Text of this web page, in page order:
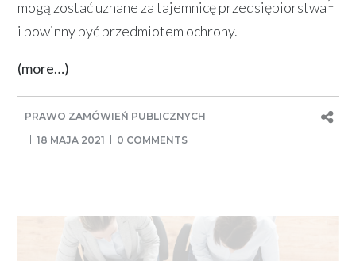
mogą zostać uznane za tajemnicę przedsiębiorstwa
i powinny być przedmiotem ochrony.
(more…)
PRAWO ZAMÓWIEŃ PUBLICZNYCH
18 MAJA 2021
0 COMMENTS